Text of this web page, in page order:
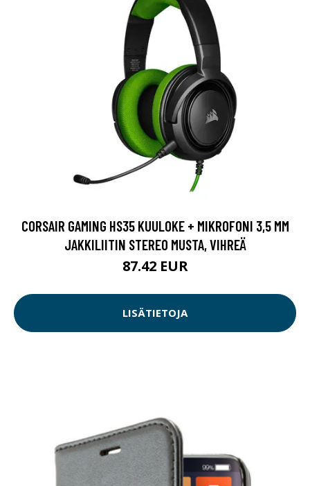
CORSAIR GAMING HS35 KUULOKE + MIKROFONI 3,5 MM
JAKKILIITIN STEREO MUSTA, VIHREÄ
87.42 EUR
LISÄTIETOJA